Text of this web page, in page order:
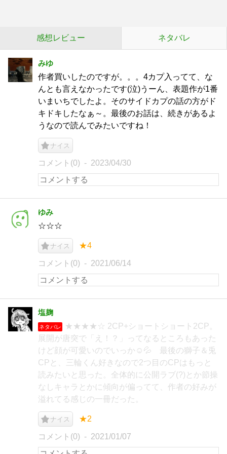
感想レビュー ネタバレ
みゆ
作者買いしたのですが。。。4カプ入ってて、な
んとも言えなかったです(泣)うーん、表題作が1番
いまいちでしたよ。そのサイドカプの話の方がド
キドキしたなぁ～。最後のお話は、続きがあるよ
うなので読んでみたいですね！
ナイス
コメント(0) 2023/04/30
ゆみ
☆☆☆
ナイス ★4
コメント(0) 2021/06/14
塩麹
ネタバレ
★★★★☆ 2CP+ショートショート2CP。
展開が唐突で「え！？」ってなるところもあった
けど顔が可愛いのでいっか☺️💦 最後の獅子＆兎
CPと、三輪くん好きなので2つ目のCPはもっと
読みたいと思った。全体的に公開ラブ(?)とか節操
なしキャラとかに傾向が偏ってて、作者の好みが
溢れてる感じの一冊だった。
ナイス ★2
コメント(0) 2021/01/07